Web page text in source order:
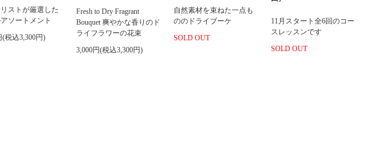
ストが厳選した
ソートメント
(税込3,300円)
Fresh to Dry Fragrant
Bouquet 爽やかな香りのド
ライフラワーの花束
3,000円(税込3,300円)
自然素材を束ねた一点も
ののドライブーケ
SOLD OUT
11月スタート全6回のコー
スレッスンです
SOLD OUT